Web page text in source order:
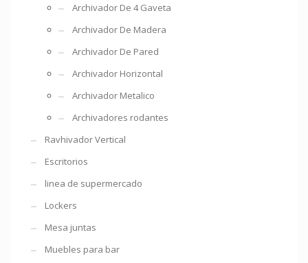
Archivador De 4 Gaveta
Archivador De Madera
Archivador De Pared
Archivador Horizontal
Archivador Metalico
Archivadores rodantes
Ravhivador Vertical
Escritorios
linea de supermercado
Lockers
Mesa juntas
Muebles para bar